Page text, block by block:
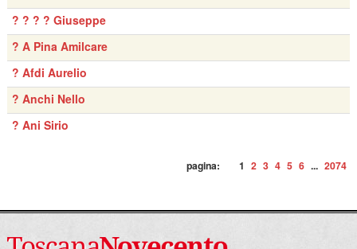
? ? ? ? Giuseppe
? A Pina Amilcare
? Afdi Aurelio
? Anchi Nello
? Ani Sirio
pagina: 1 2 3 4 5 6 ... 2074